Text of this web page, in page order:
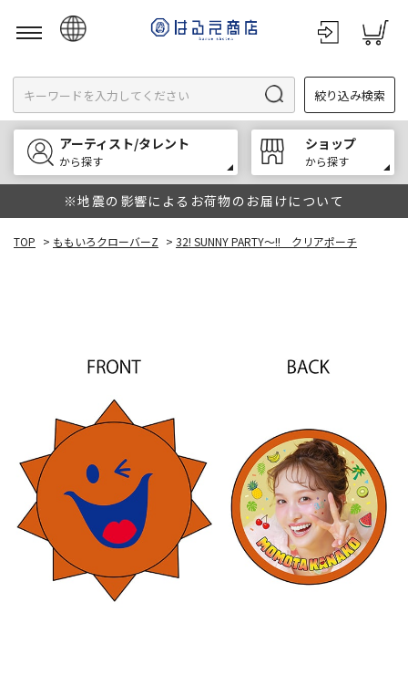
English
한국어
中文
絞り込み検索
アーティスト/タレント
から探す
ショップ
から探す
※地震の影響によるお荷物のお届けについて
TOP > ももいろクローバーZ > 32! SUNNY PARTY～!! クリアポーチ